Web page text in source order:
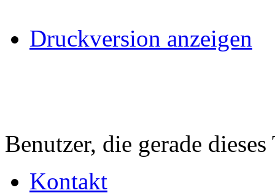
Druckversion anzeigen
Benutzer, die gerade
Kontakt